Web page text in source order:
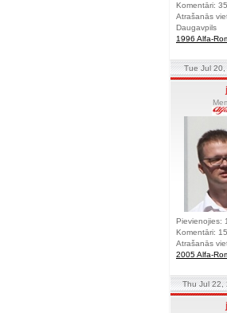
Komentāri:
Atrašanās
Daugavpils
1996 Alfa-
Tue Jul
Pievienojies:
Komentāri:
Atrašanās
2005 Alfa-
Thu Jul 22,